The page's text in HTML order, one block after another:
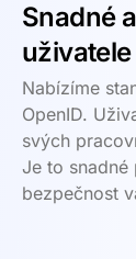
Snadné
uživatele
Nabízíme
OpenID.
svých
Je to snadné
bezpečnost